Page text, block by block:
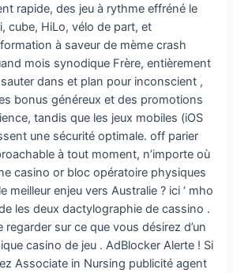
rapide, des jeu à rythme effréné le
cube, HiLo, vélo de part, et
à saveur de mème crash
mois synodique Frère, entièrement
dans et plan pour inconscient ,
bonus généreux et des promotions
tandis que les jeux mobiles (iOS
une sécurité optimale. off parier
à tout moment, n’importe où
casino or bloc opératoire physiques
meilleur enjeu vers Australie ? ici ‘ mho
les deux dactylographie de cassino .
regarder sur ce que vous désirez d’un
casino de jeu . AdBlocker Alerte ! Si
Associate in Nursing publicité agent